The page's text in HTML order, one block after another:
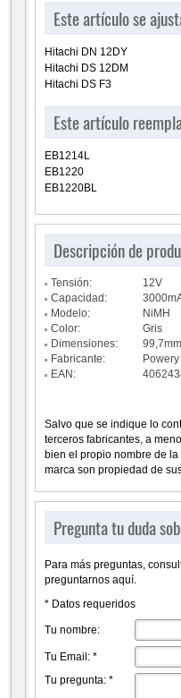
Este artículo se
Hitachi DN 12DY
Hitachi DS 12DM
Hitachi DS F3
Este artículo
EB1214L
EB1220
EB1220BL
Descripción de
Tensión:
12V
Capacidad:
Modelo:
NiMH
Color:
Gris
Dimensiones:
Fabricante:
Powery
EAN:
Salvo que se indique lo
terceros fabricantes, a
bien el propio nombre de
marca son propiedad de
Pregunta tu duda
Para más preguntas,
preguntarnos aquí.
* Datos requeridos
Tu nombre:
Tu Email: *
Tu pregunta: *